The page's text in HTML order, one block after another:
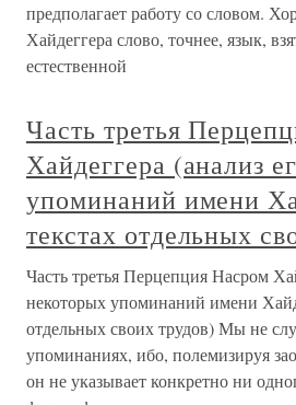
предполагает работу со словом.
Хайдеггера слово, точнее, язык,
естественной
Часть третья
Хайдеггера (анализ
упоминаний имени
текстах отдельных
Часть третья Перцепция Насром
некоторых упоминаний имени
отдельных своих трудов) Мы не
упоминаниях, ибо, полемизируя
он не указывает конкретно ни